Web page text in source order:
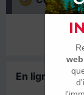
En ligne